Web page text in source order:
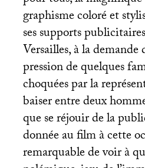
graphisme coloré et
ses supports
Versailles, à la demande
pression de quelques
choquées par la
baiser entre deux
que se réjouir de la
donnée au film à cette
remarquable de voir à